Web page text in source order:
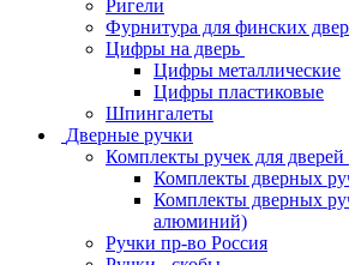
Ригели
Фурнитура для финских
Цифры на дверь
Цифры металлические
Цифры пластиковые
Шпингалеты
Дверные ручки
Комплекты ручек для дверей
Комплекты дверных
Комплекты дверных
алюминий)
Ручки пр-во Россия